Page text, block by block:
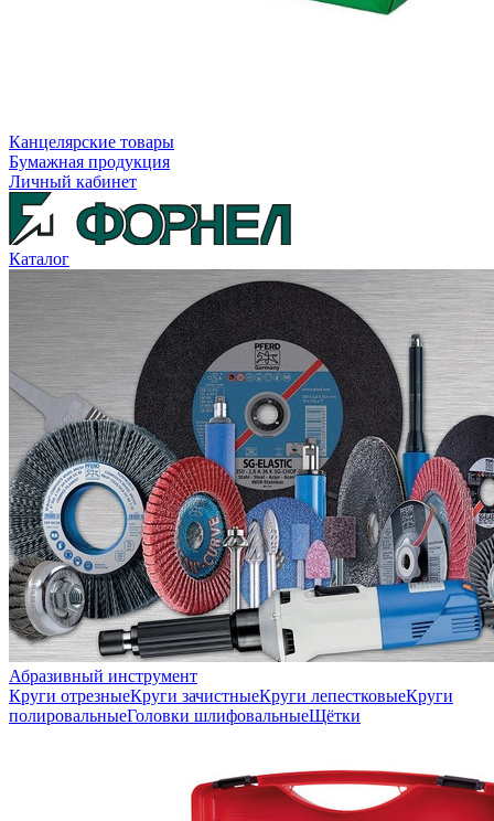
Канцелярские товары
Бумажная продукция
Личный кабинет
Каталог
Абразивный инструмент
Круги отрезныеКруги зачистныеКруги лепестковыеКруги
полировальныеГоловки шлифовальныеЩётки